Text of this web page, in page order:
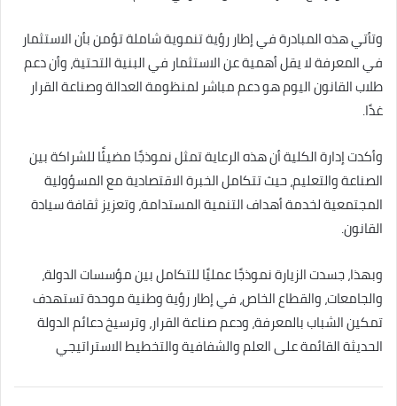
وتأتي هذه المبادرة في إطار رؤية تنموية شاملة تؤمن بأن الاستثمار
في المعرفة لا يقل أهمية عن الاستثمار في البنية التحتية، وأن دعم
طلاب القانون اليوم هو دعم مباشر لمنظومة العدالة وصناعة القرار
غدًا.
وأكدت إدارة الكلية أن هذه الرعاية تمثل نموذجًا مضيئًا للشراكة بين
الصناعة والتعليم، حيث تتكامل الخبرة الاقتصادية مع المسؤولية
المجتمعية لخدمة أهداف التنمية المستدامة، وتعزيز ثقافة سيادة
القانون.
وبهذا، جسدت الزيارة نموذجًا عمليًا للتكامل بين مؤسسات الدولة،
والجامعات، والقطاع الخاص، في إطار رؤية وطنية موحدة تستهدف
تمكين الشباب بالمعرفة، ودعم صناعة القرار، وترسيخ دعائم الدولة
الحديثة القائمة على العلم والشفافية والتخطيط الاستراتيجي